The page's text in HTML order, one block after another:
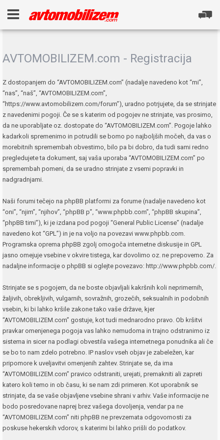
AVTOMOBILIZEM.com - Registracija
Z dostopanjem do “AVTOMOBILIZEM.com” (nadalje navedeno kot “mi”,
“nas”, “naš”, “AVTOMOBILIZEM.com”,
“https://www.avtomobilizem.com/forum”), uradno potrjujete, da se strinjate
z navedenimi pogoji. Če se s katerim od pogojev ne strinjate, vas prosimo,
da ne uporabljate oz. dostopate do “AVTOMOBILIZEM.com”. Pogoje lahko
kadarkoli spremenimo in potrudili se bomo po najboljših močeh, da vas o
morebitnih spremembah obvestimo, bilo pa bi dobro, da tudi sami redno
pregledujete ta dokument, saj vaša uporaba “AVTOMOBILIZEM.com” po
spremembah pomeni, da se uradno strinjate z vsemi popravki in
nadgradnjami.
Naši forumi tečejo na phpBB platformi za forume (nadalje navedeno kot
“oni”, “njim”, “njihov”, “phpBB p”, “www.phpbb.com”, “phpBB skupina”,
“phpBB timi”), ki je izdana pod pogoji “General Public License” (nadalje
navedeno kot “GPL”) in je na voljo na povezavi www.phpbb.com.
Programska oprema phpBB zgolj omogoča internetne diskusije in GPL
jasno omejuje vsebine v okvire tistega, kar dovolimo oz. ne prepovemo. Za
nadaljne informacije o phpBB si oglejte povezavo: http://www.phpbb.com/.
Strinjate se s pogojem, da ne boste objavljali kakršnih koli neprimernih,
žaljivih, obrekljivih, vulgarnih, sovražnih, grozečih, seksualnih in podobnih
vsebin, ki bi lahko kršile zakone tako vaše države, kjer
“AVTOMOBILIZEM.com” gostuje, kot tudi mednarodno pravo. Ob kršitvi
pravkar omenjenega pogoja vas lahko nemudoma in trajno odstranimo iz
sistema in sicer na podlagi obvestila vašega internetnega ponudnika ali če
se bo to nam zdelo potrebno. IP naslov vseh objav je zabeležen, kar
pripomore k uveljavitvi omenjenih zahtev. Strinjate se, da ima
“AVTOMOBILIZEM.com” pravico odstraniti, urejati, premakniti ali zapreti
katero koli temo in ob času, ki se nam zdi primeren. Kot uporabnik se
strinjate, da se vaše objavljene vsebine shrani v arhiv. Vaše informacije ne
bodo posredovane naprej brez vašega dovoljenja, vendar pa ne
“AVTOMOBILIZEM.com” niti phpBB ne prevzemata odgovornosti za
poskuse hekerskih vdorov, s katerimi bi lahko prišli do podatkov.